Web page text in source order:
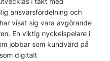
ansvarsfördelning och
visat sig vara avgörande
En viktig nyckelspelare i
jobbar som kundvärd på
digitalt